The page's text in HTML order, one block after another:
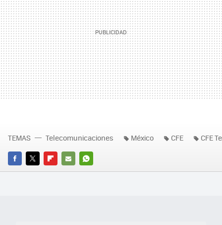
FACEBOOK
TWITTERFLIPBOARD
E-
WHATSAPP
TEMAS Telecomunicaciones México CFE CFE